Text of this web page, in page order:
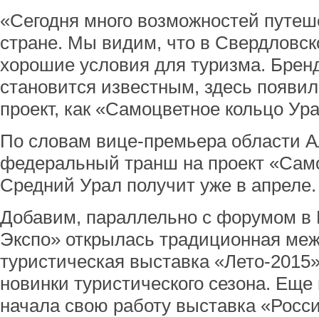
«Сегодня много возможностей
стране. Мы видим, что в
хорошие условия для туризма.
становится известным, здесь
проект, как «Самоцветное кольцо
По словам вице-премьера области
федеральный транш на проект
Средний Урал получит уже в апреле.
Добавим, параллельно с форумом в
Экспо» открылась традиционная
туристическая выставка «Лето-
новинки туристического сезона.
начала свою работу выставка